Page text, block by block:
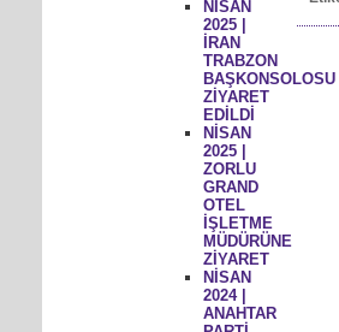
NİSAN
2025 |
İRAN
TRABZON
BAŞKONSOLOSU
ZİYARET
EDİLDİ
NİSAN
2025 |
ZORLU
GRAND
OTEL
İŞLETME
MÜDÜRÜNE
ZİYARET
NİSAN
2024 |
ANAHTAR